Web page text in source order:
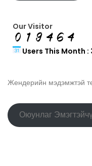
Our Visitor
Users This Month :
Жендерийн мэдэмжтэй
Оюунлаг